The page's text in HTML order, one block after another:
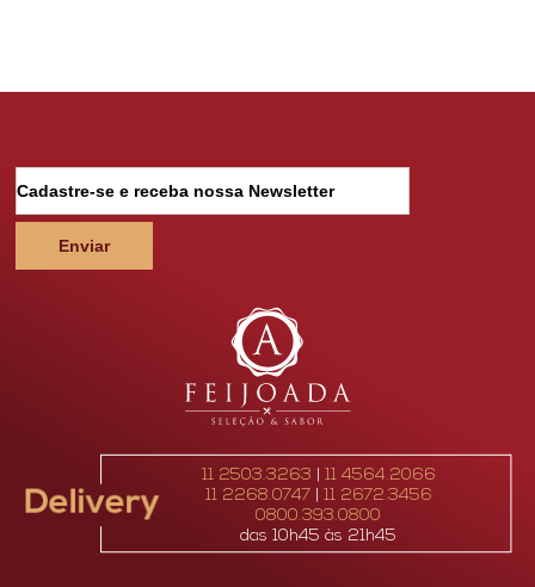
11 2503.3263
11 4564.2066
11 2268.0747
11 2672.3456
0800.393.0800
das 10h45 às 21h45